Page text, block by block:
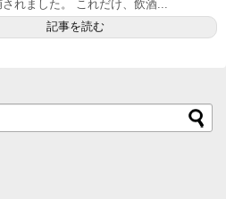
れました。 これだけ、飲酒...
記事を読む